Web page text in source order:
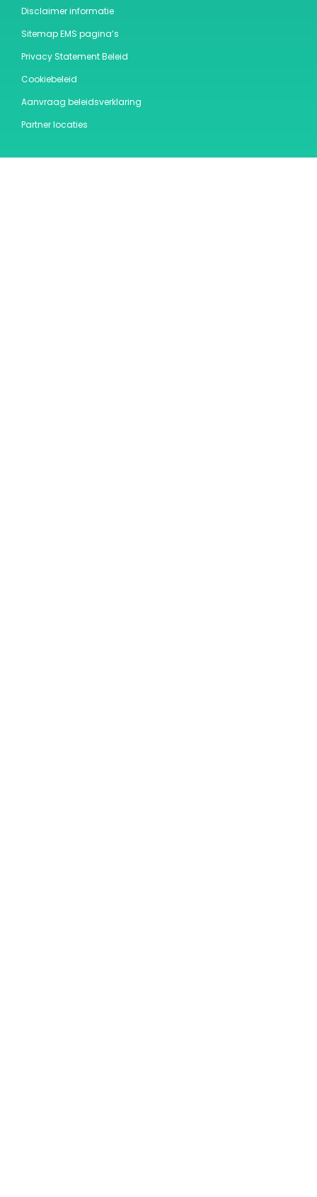
Disclaimer informatie
Sitemap EMS pagina’s
Privacy Statement Beleid
Cookiebeleid
Aanvraag beleidsverklaring
Partner locaties